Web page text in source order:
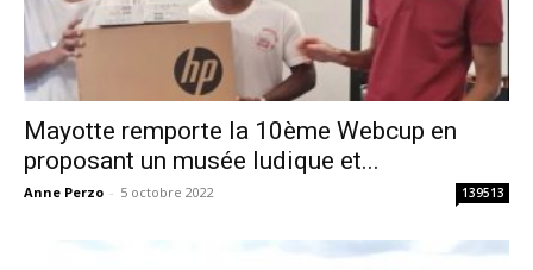
Mayotte remporte la 10ème Webcup en
proposant un musée ludique et...
Anne Perzo - 5 octobre 2022 139513